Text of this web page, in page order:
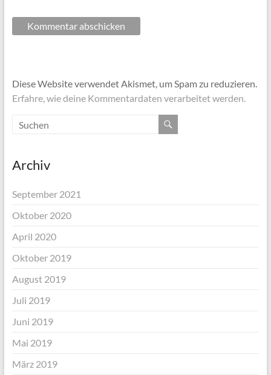
Diese Website verwendet Akismet, um Spam zu reduzieren.
Erfahre, wie deine Kommentardaten verarbeitet werden.
Archiv
September 2021
Oktober 2020
April 2020
Oktober 2019
August 2019
Juli 2019
Juni 2019
Mai 2019
März 2019